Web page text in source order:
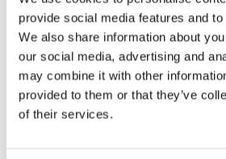
provide social media features and
We also share information about
our social media, advertising and
may combine it with other
provided to them or that they’ve
of their services.
Benieuwd waar je je
inzetten? Bekijk hierwelke
de buurt meedoen.